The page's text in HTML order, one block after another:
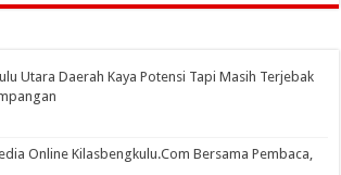
Utara Daerah Kaya Potensi Tapi Masih Terjebak
Online Kilasbengkulu.Com Bersama Pembaca,